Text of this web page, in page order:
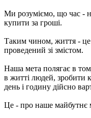
Ми розуміємо, що час -
купити за гроші.
Таким чином, життя - це
проведений зі змістом.
Наша мета полягає в
в житті людей, зробити
день і годину дійсно
Це - про наше майбутнє